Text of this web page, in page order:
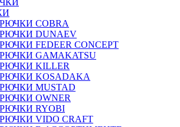
COBRA
DUNAEV
FEDEER CONCEPT
GAMAKATSU
KILLER
KOSADAKA
MUSTAD
OWNER
RYOBI
VIDO CRAFT